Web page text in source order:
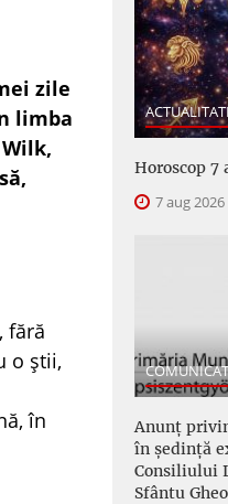
zile
limba
fără
o știi,
în
Horoscop
7 aug 2026
Anunţ
în şedinţă
Consiliului
Sfântu